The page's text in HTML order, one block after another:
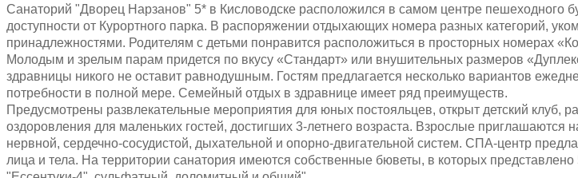
Санаторий "Дворец Нарзанов" 5* в Кисловодске расположился в самом центре пешеходного
доступности от Курортного парка. В распоряжении отдыхающих номера разных категорий,
принадлежностями. Родителям с детьми понравится расположиться в просторных номерах
Молодым и зрелым парам придется по вкусу «Стандарт» или внушительных размеров
здравницы никого не оставит равнодушным. Гостям предлагается несколько вариантов
потребности в полной мере. Семейный отдых в здравнице имеет ряд преимуществ.
Предусмотрены развлекательные мероприятия для юных постояльцев, открыт детский клуб,
оздоровления для маленьких гостей, достигших 3-летнего возраста. Взрослые
нервной, сердечно-сосудистой, дыхательной и опорно-двигательной систем. СПА-центр
лица и тела. На территории санатория имеются собственные бюветы, в которых